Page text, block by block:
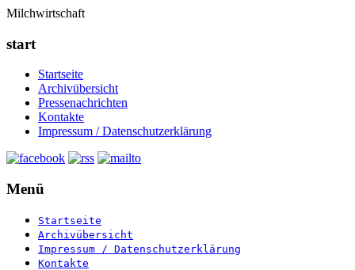
Milchwirtschaft
start
Startseite
Archivübersicht
Pressenachrichten
Kontakte
Impressum / Datenschutzerklärung
Menü
Startseite
Archivübersicht
Impressum / Datenschutzerklärung
Kontakte